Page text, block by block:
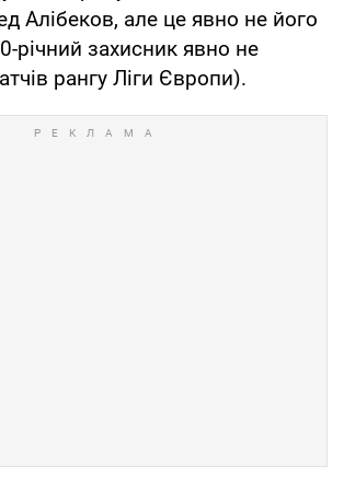
Алібеков, але це явно не його
річний захисник явно не
рангу Ліги Європи).